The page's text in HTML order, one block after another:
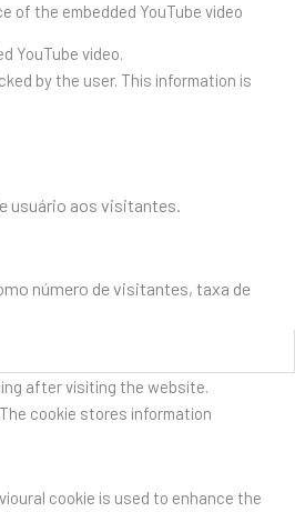
of the embedded YouTube video
YouTube video.
by the user. This information is
usuário aos visitantes.
número de visitantes, taxa de
after visiting the website.
cookie stores information
cookie is used to enhance the